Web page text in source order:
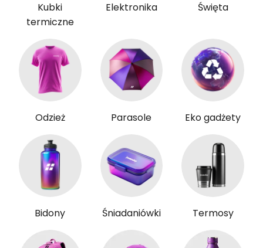
Kubki
termiczne
Elektronika Święta
Odzież Parasole Eko gadżety
Bidony Śniadaniówki Termosy